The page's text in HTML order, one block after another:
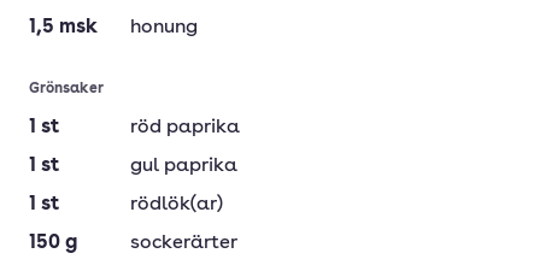
1,5 msk honung
Grönsaker
1 st
röd paprika
1 st
gul paprika
1 st
rödlök(ar)
150 g
sockerärter